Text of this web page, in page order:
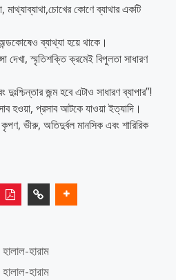
কোণে ব্যাথার একটি
ব্যাথ্যা হয়ে থাকে।
দেখা, স্মৃতিশক্তি ক্রমেই বিপুলতা সাধারণ
জন্ম হবে এটাও সাধারণ ব্যাপার”!
হওয়া, প্রসাব আটকে যাওয়া ইত্যাদি।
কৃপণ, ভীরু, অতিদুর্বল মানসিক এবং শারিরিক
হালাল-হারাম
হালাল-হারাম